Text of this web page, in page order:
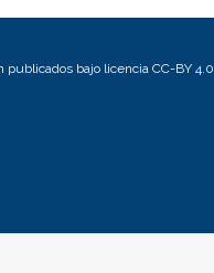
bajo licencia CC-BY 4.0